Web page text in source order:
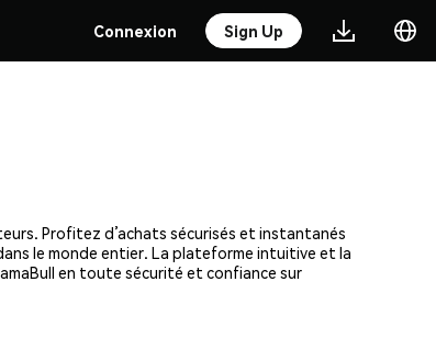
Connexion Sign Up
Profitez d’achats sécurisés et instantanés
le monde entier. La plateforme intuitive et la
en toute sécurité et confiance sur